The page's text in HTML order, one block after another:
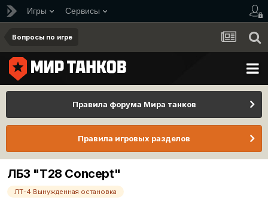
Игры Сервисы
Вопросы по игре
Правила форума Мира танков
Правила игровых разделов
ЛБЗ "T28 Concept"
ЛТ-4 Вынужденная остановка